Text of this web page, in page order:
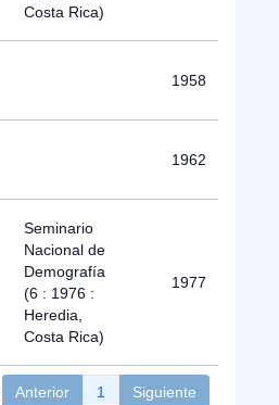
Costa Rica)
1958
1962
Seminario
Nacional de
Demografía
(6 : 1976 :
Heredia,
Costa Rica)
1977
Anterior 1 Siguiente